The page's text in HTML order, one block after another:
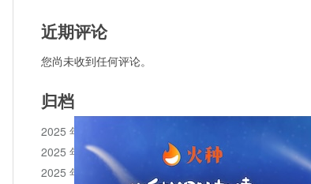
近期评论
您尚未收到任何评论。
归档
2025 年 11 月
2025 年 10 月
2025 年 1 月